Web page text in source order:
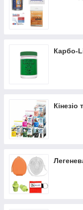
Карбо-
Кінезіо